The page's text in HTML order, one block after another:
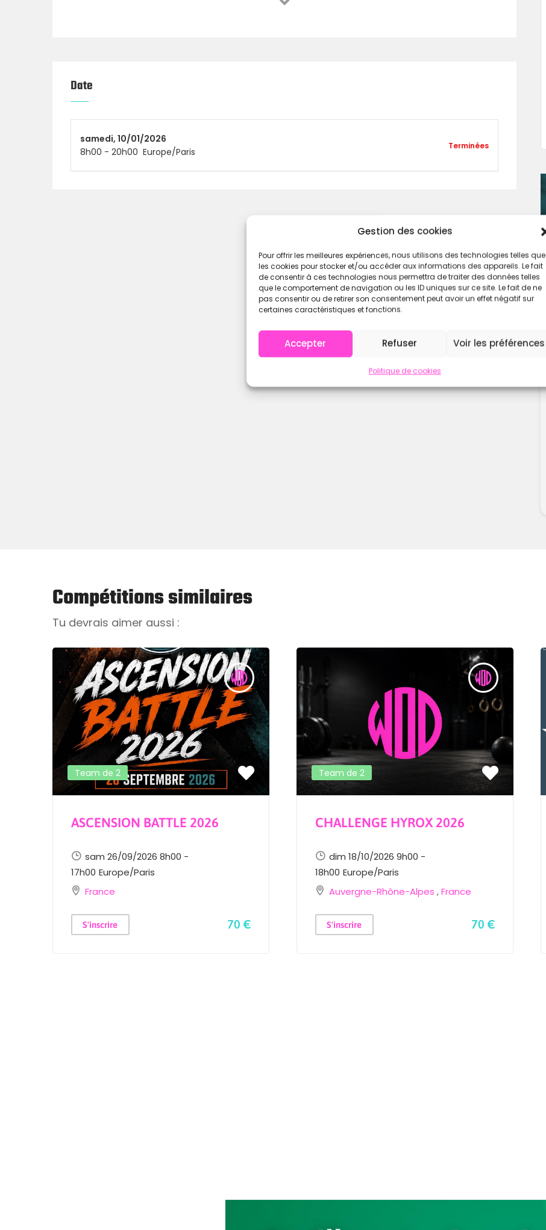
Gestion des cookies
Pour offrir les meilleures expériences, nous utilisons des technologies telles que
les cookies pour stocker et/ou accéder aux informations des appareils. Le fait
de consentir à ces technologies nous permettra de traiter des données telles
que le comportement de navigation ou les ID uniques sur ce site. Le fait de ne
pas consentir ou de retirer son consentement peut avoir un effet négatif sur
certaines caractéristiques et fonctions.
Accepter Refuser Voir les préférences
Politique de cookies
La compétition est
Spirit.
Lieu de l’événement
reconnue pour son ambiance chaleureuse et ses événements sportifs :
Box spacieuse, bon matériel, très bon cadre pour un event local
Une journée complète de compétition
Date
samedi, 10/01/2026
8h00 - 20h00 Europe/Paris
Terminées
Compétitions similaires
Tu devrais aimer aussi :
Team de 2
ASCENSION BATTLE 2026
sam 26/09/2026 8h00 -
17h00 Europe/Paris
France
S'inscrire 70 €
Team de 2
CHALLENGE HYROX 2026
dim 18/10/2026 9h00 -
18h00 Europe/Paris
Auvergne-Rhône-Alpes ,France
S'inscrire 70 €